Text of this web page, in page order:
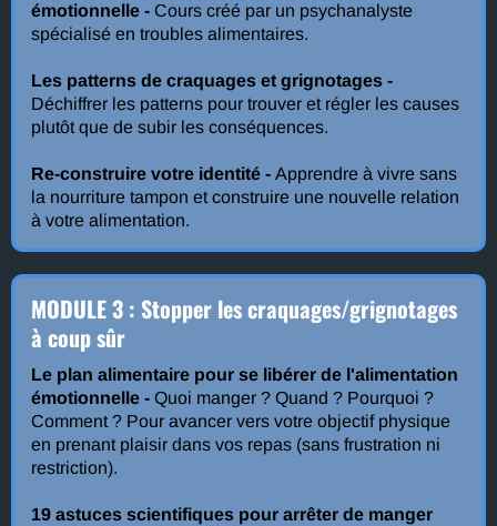
émotionnelle - Cours créé par un psychanalyste
spécialisé en troubles alimentaires.
Les patterns de craquages et grignotages -
Déchiffrer les patterns pour trouver et régler les causes
plutôt que de subir les conséquences.
Re-construire votre identité - Apprendre à vivre sans
la nourriture tampon et construire une nouvelle relation
à votre alimentation.
MODULE 3 : Stopper les craquages/grignotages
à coup sûr
Le plan alimentaire pour se libérer de l'alimentation
émotionnelle - Quoi manger ? Quand ? Pourquoi ?
Comment ? Pour avancer vers votre objectif physique
en prenant plaisir dans vos repas (sans frustration ni
restriction).
19 astuces scientifiques pour arrêter de manger